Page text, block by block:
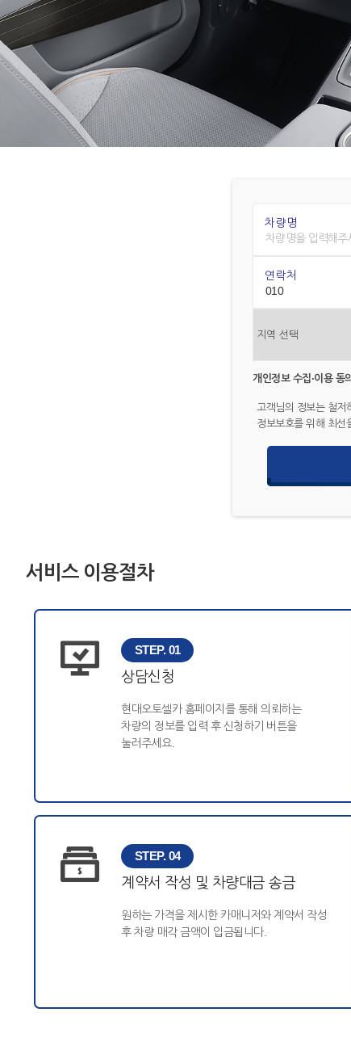
차량명
연락처
개인정보 수집·이용 동의
고객님의 정보는 철저
정보보호를 위해 최선
서비스 이용절차
STEP. 01
상담신청
현대오토셀카 홈페이지를 통해 의뢰하는
차량의 정보를 입력 후 신청하기 버튼을
눌러주세요.
STEP. 04
계약서 작성 및 차량대금 송금
원하는 가격을 제시한 카매니저와 계약서 작성
후 차량 매각 금액이 입금됩니다.